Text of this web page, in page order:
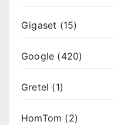
Gigaset (15)
Google (420)
Gretel (1)
HomTom (2)